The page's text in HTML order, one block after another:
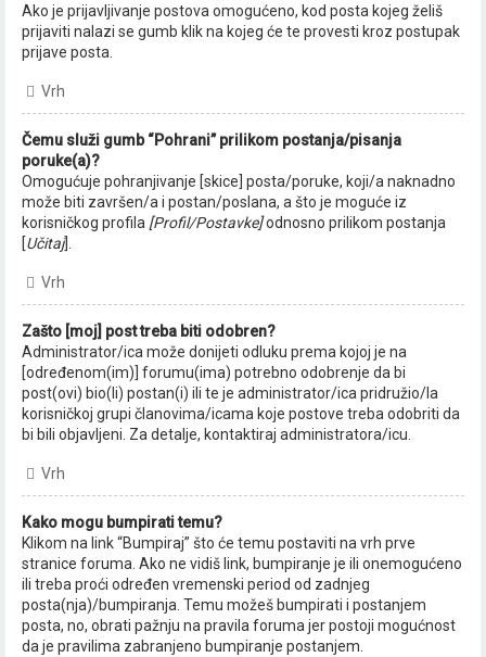
Ako je prijavljivanje postova omogućeno, kod posta kojeg želiš
prijaviti nalazi se gumb klik na kojeg će te provesti kroz postupak
prijave posta.
Vrh
Čemu služi gumb “Pohrani” prilikom postanja/pisanja
poruke(a)?
Omogućuje pohranjivanje [skice] posta/poruke, koji/a naknadno
može biti završen/a i postan/poslana, a što je moguće iz
korisničkog profila [Profil/Postavke]odnosno prilikom postanja
[Učitaj].
Vrh
Zašto [moj] post treba biti odobren?
Administrator/ica može donijeti odluku prema kojoj je na
[određenom(im)] forumu(ima) potrebno odobrenje da bi
post(ovi) bio(li) postan(i) ili te je administrator/ica pridružio/la
korisničkoj grupi članovima/icama koje postove treba odobriti da
bi bili objavljeni. Za detalje, kontaktiraj administratora/icu.
Vrh
Kako mogu bumpirati temu?
Klikom na link “Bumpiraj” što će temu postaviti na vrh prve
stranice foruma. Ako ne vidiš link, bumpiranje je ili onemogućeno
ili treba proći određen vremenski period od zadnjeg
posta(nja)/bumpiranja. Temu možeš bumpirati i postanjem
posta, no, obrati pažnju na pravila foruma jer postoji mogućnost
da je pravilima zabranjeno bumpiranje postanjem.